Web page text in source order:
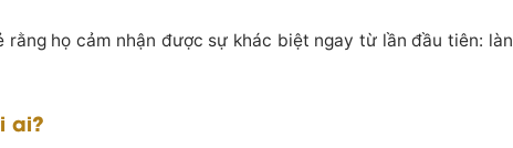
rằng họ cảm nhận được sự khác biệt ngay từ lần đầu tiên: làn
ai?